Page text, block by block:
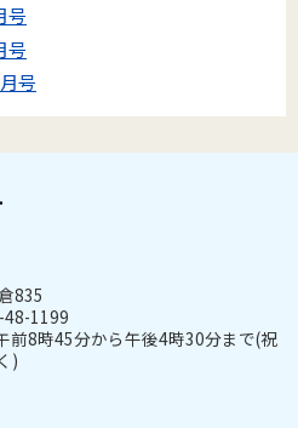
号
号
号
835
1199
前8時45分から午後4時30分まで(祝
)